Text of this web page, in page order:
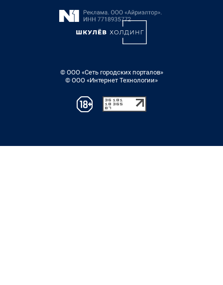
© ООО «Сеть городских порталов»
© ООО «Интернет Технологии»